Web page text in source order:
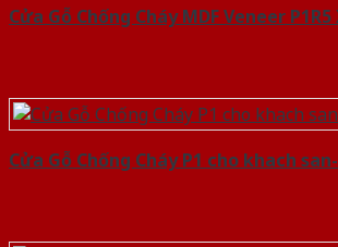
Cửa Gỗ Chống Cháy MDF Veneer
Cửa Gỗ Chống Cháy P1 cho khach